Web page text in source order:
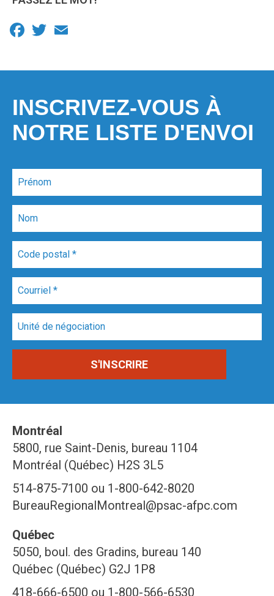
Facebook
Twitter
INSCRIVEZ-VOUS À
NOTRE LISTE D'ENVOI
Montréal
5800, rue Saint-Denis, bureau 1104
Montréal (Québec) H2S 3L5
514-875-7100 ou 1-800-642-8020
BureauRegionalMontreal@psac-afpc.com
Québec
5050, boul. des Gradins, bureau 140
Québec (Québec) G2J 1P8
418-666-6500 ou 1-800-566-6530